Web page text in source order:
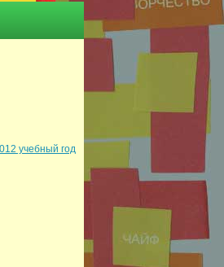
учебный год